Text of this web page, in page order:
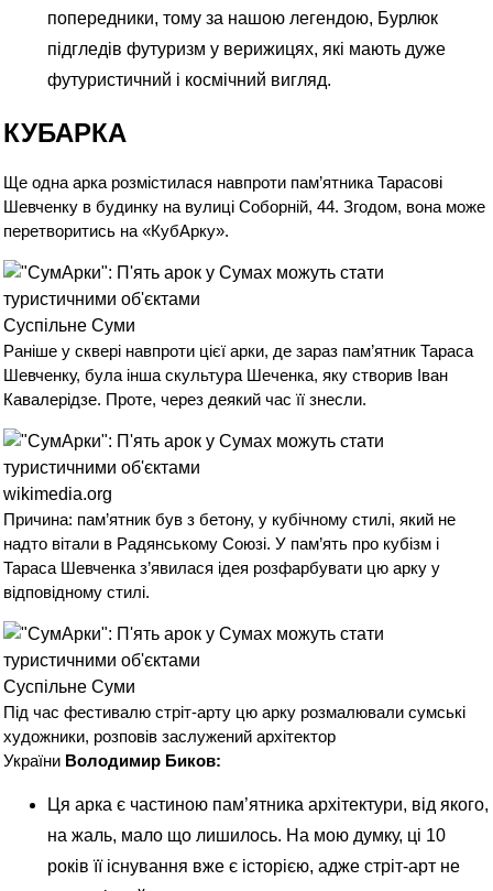
попередники, тому за нашою легендою, Бурлюк
підгледів футуризм у верижицях, які мають дуже
футуристичний і космічний вигляд.
КУБАРКА
Ще одна арка розмістилася навпроти пам’ятника Тарасові
Шевченку в будинку на вулиці Соборній, 44. Згодом, вона може
перетворитись на «КубАрку».
Суспільне Суми
Раніше у сквері навпроти цієї арки, де зараз пам’ятник Тараса
Шевченку, була інша скультура Шеченка, яку створив Іван
Кавалерідзе. Проте, через деякий час її знесли.
wikimedia.org
Причина: пам’ятник був з бетону, у кубічному стилі, який не
надто вітали в Радянському Союзі. У пам’ять про кубізм і
Тараса Шевченка з’явилася ідея розфарбувати цю арку у
відповідному стилі.
Суспільне Суми
Під час фестивалю стріт-арту цю арку розмалювали сумські
художники, розповів заслужений архітектор
України Володимир Биков:
Ця арка є частиною пам’ятника архітектури, від якого,
на жаль, мало що лишилось. На мою думку, ці 10
років її існування вже є історією, адже стріт-арт не